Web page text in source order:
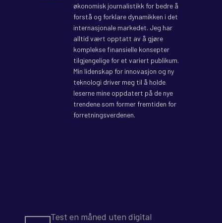
økonomisk journalistikk for bedre å
forstå og forklare dynamikken i det
internasjonale markedet. Jeg har
alltid vært opptatt av å gjøre
komplekse finansielle konsepter
tilgjengelige for et variert publikum.
Min lidenskap for innovasjon og ny
teknologi driver meg til å holde
leserne mine oppdatert på de nye
trendene som former fremtiden for
forretningsverdenen.
Test en måned uten digital